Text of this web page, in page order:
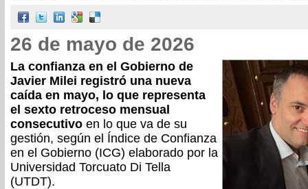
26 de mayo de 2026
La confianza en el Gobierno de
Javier Milei registró una nueva
caída en mayo, lo que representa
el sexto retroceso mensual
consecutivo en lo que va de su
gestión, según el Índice de Confianza
en el Gobierno (ICG) elaborado por la
Universidad Torcuato Di Tella
(UTDT).